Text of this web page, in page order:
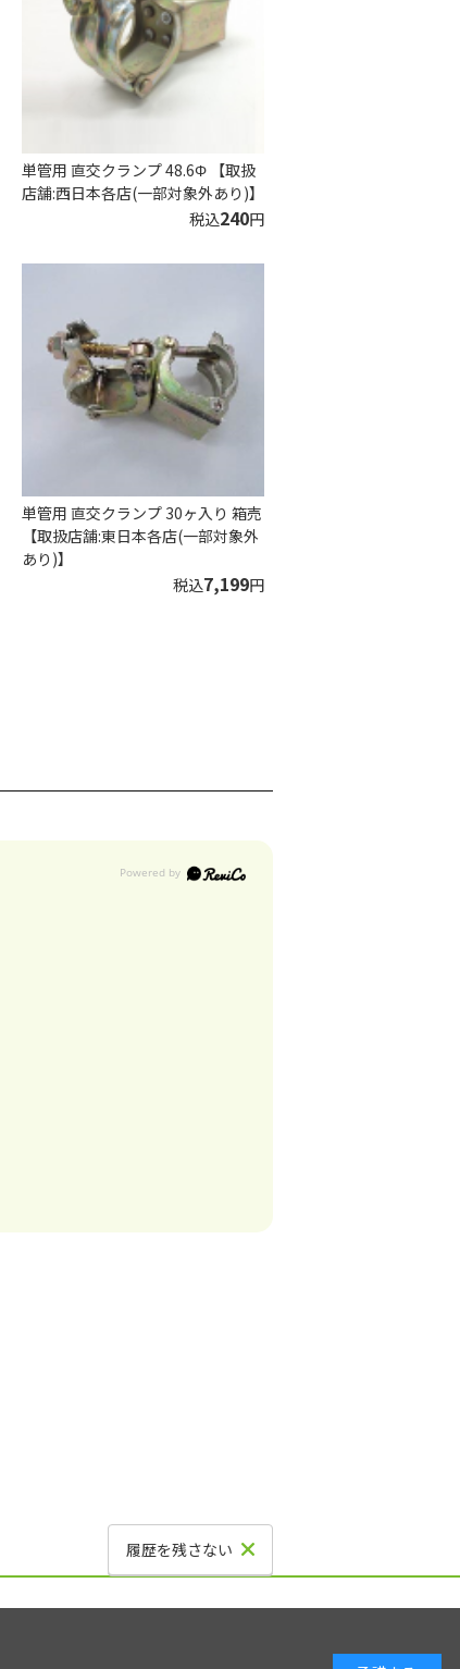
単管用 直交クランプ 48.6Φ 【取扱
店舗:西日本各店(一部対象外あり)】
税込240円
単管用 直交クランプ 30ヶ入り 箱売
【取扱店舗:東日本各店(一部対象外
あり)】
税込7,199円
履歴を残さない